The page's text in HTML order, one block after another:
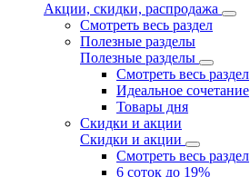
Акции, скидки, распродажа
Смотреть весь раздел
Полезные разделы
Полезные разделы
Смотреть весь раздел
Идеальное сочетание
Товары дня
Скидки и акции
Скидки и акции
Смотреть весь раздел
6 соток до 19%